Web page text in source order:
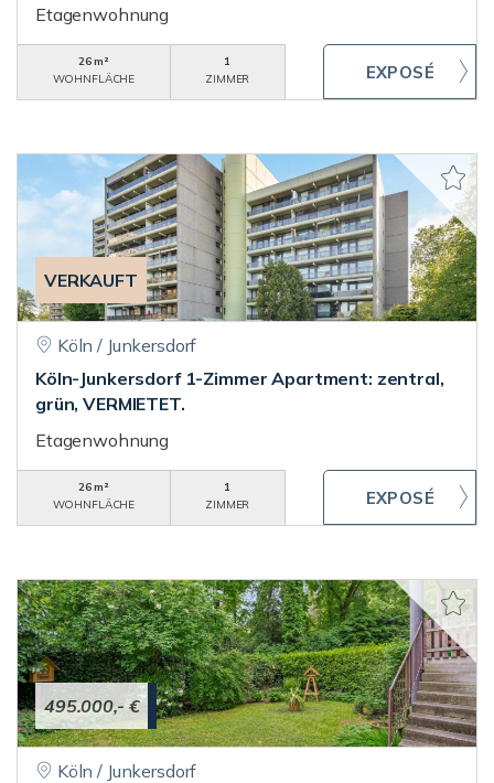
Etagenwohnung
26 m²
WOHNFLÄCHE
1
ZIMMER
VERKAUFT
Köln / Junkersdorf
Köln-Junkersdorf 1-Zimmer Apartment: zentral,
grün, VERMIETET.
Etagenwohnung
26 m²
WOHNFLÄCHE
1
ZIMMER
495.000,- €
Köln / Junkersdorf